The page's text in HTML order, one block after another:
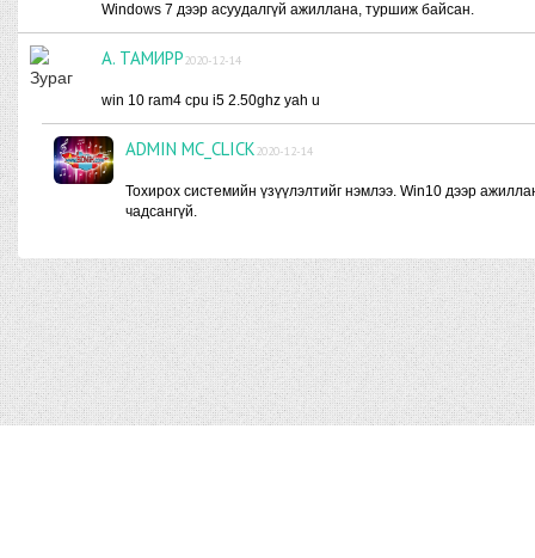
Windows 7 дээр асуудалгүй ажиллана, туршиж байсан.
А. ТАМИРР2020-12-14
win 10 ram4 cpu i5 2.50ghz yah u
ADMIN MC_CLICK2020-12-14
Тохирох системийн үзүүлэлтийг нэмлээ. Win10 дээр
чадсангүй.